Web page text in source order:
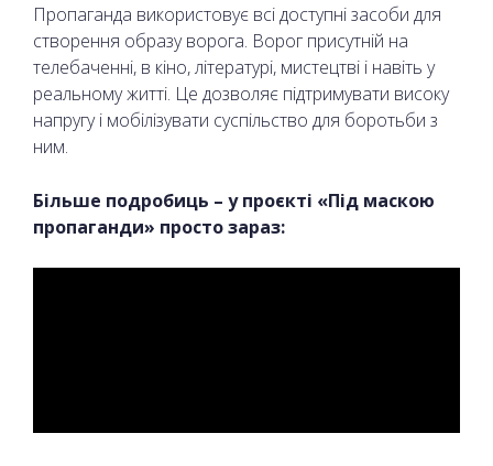
Пропаганда використовує всі доступні засоби для
створення образу ворога. Ворог присутній на
телебаченні, в кіно, літературі, мистецтві і навіть у
реальному житті. Це дозволяє підтримувати високу
напругу і мобілізувати суспільство для боротьби з
ним.
Більше подробиць – у проєкті «Під маскою
пропаганди» просто зараз: